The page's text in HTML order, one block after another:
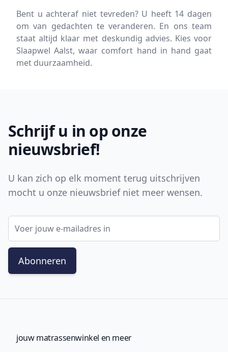
Bent u achteraf niet tevreden? U heeft 14 dagen
om van gedachten te veranderen. En ons team
staat altijd klaar met deskundig advies. Kies voor
Slaapwel Aalst, waar comfort hand in hand gaat
met duurzaamheid.
Schrijf u in op onze
nieuwsbrief!
U kan zich op elk moment terug uitschrijven
mocht u onze nieuwsbrief niet meer wensen.
E-mail adres
Abonneren
jouw matrassenwinkel en meer